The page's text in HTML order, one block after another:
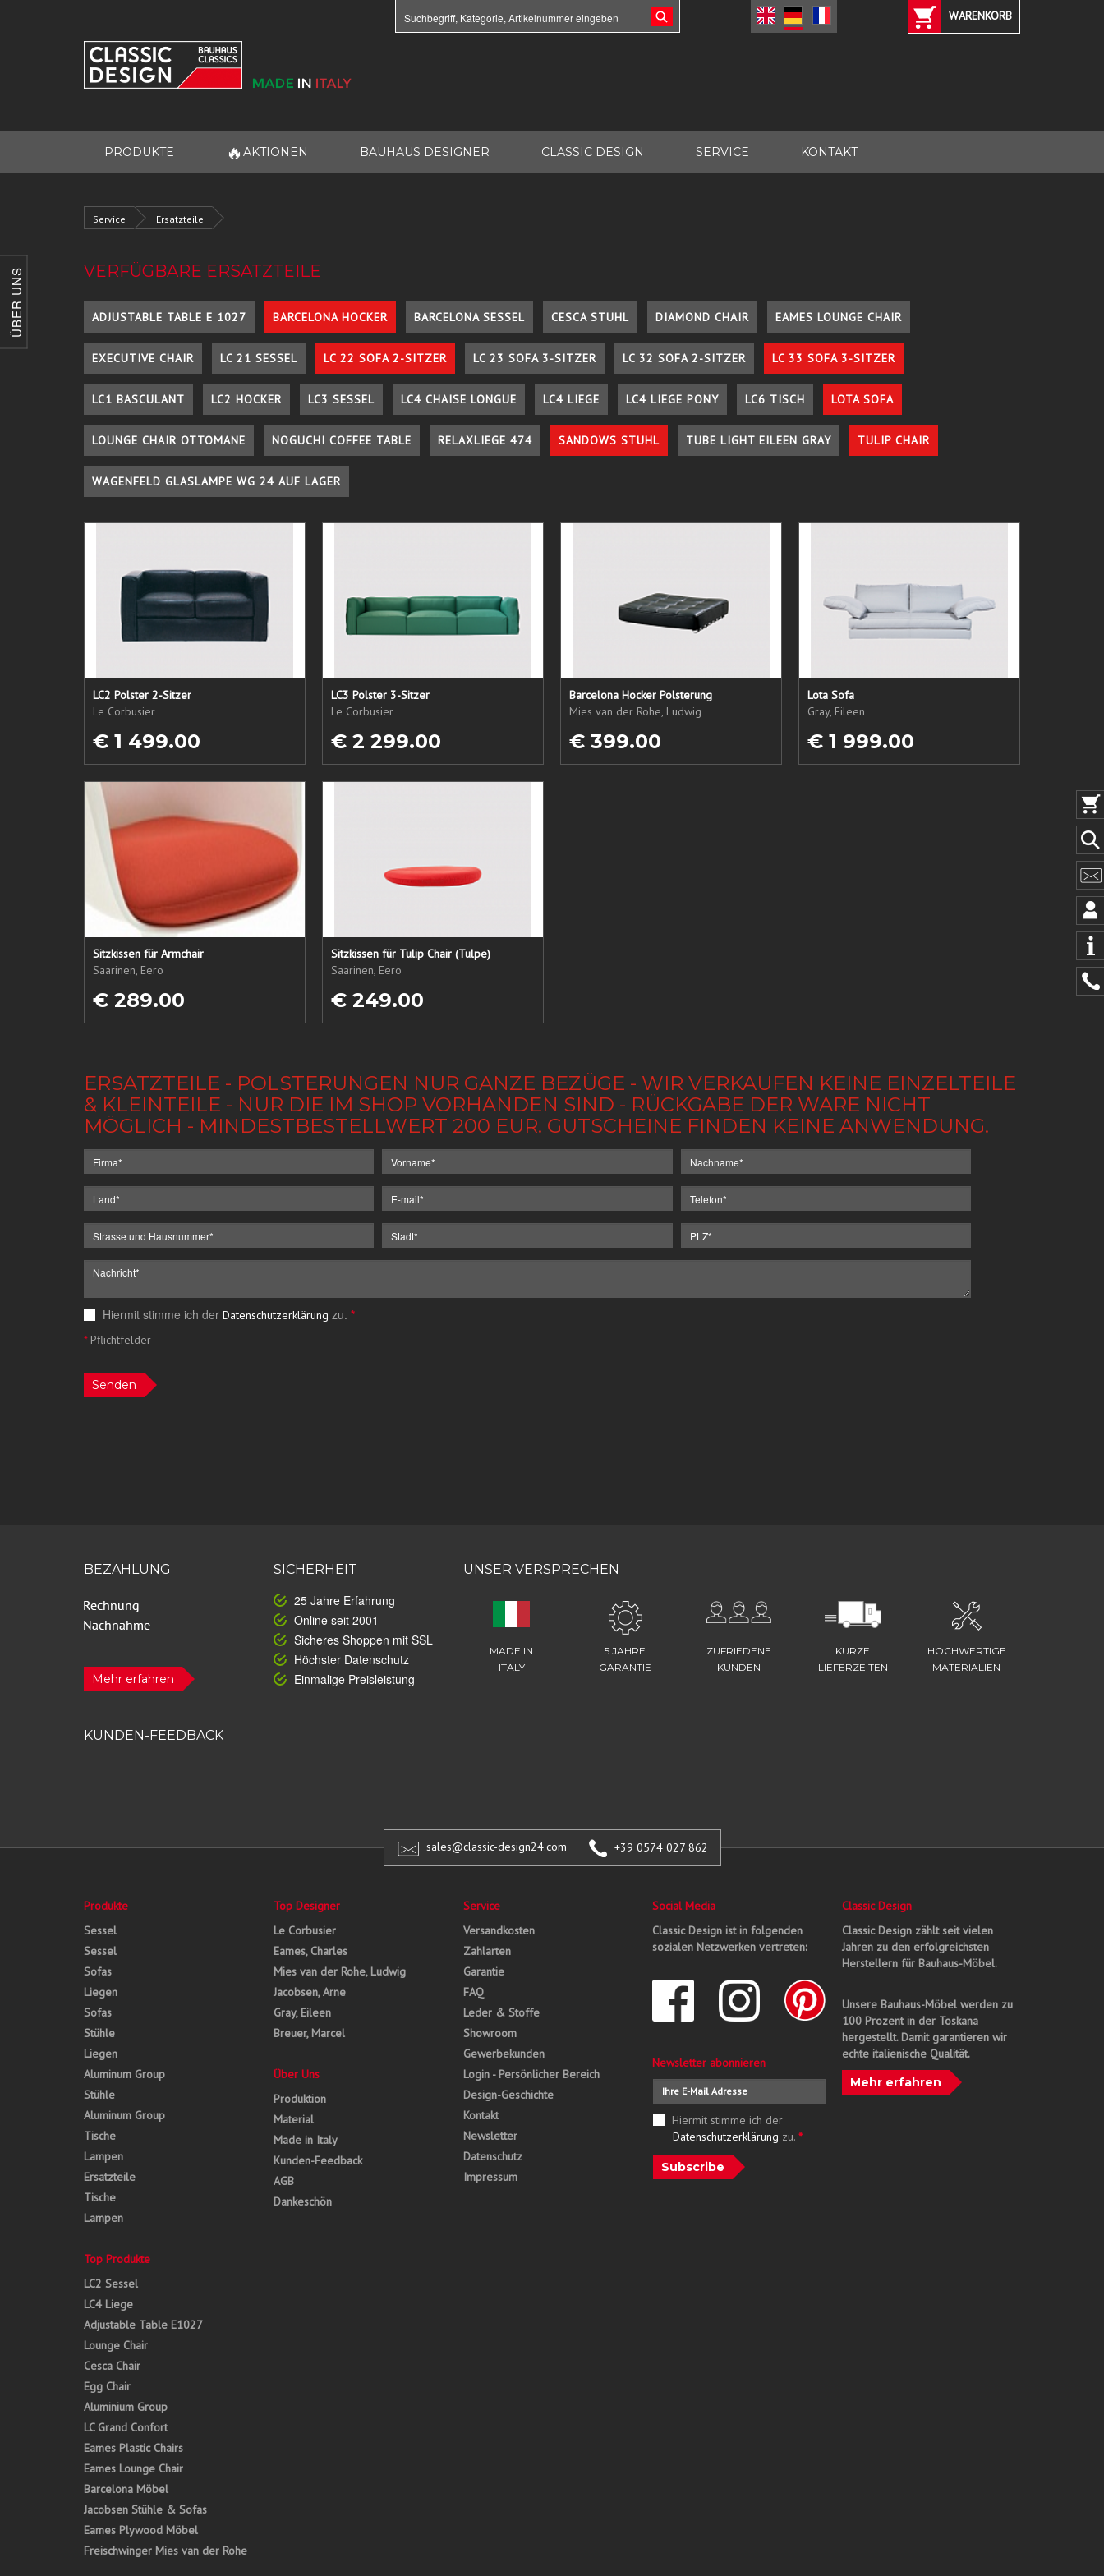
ÜBER UNS
WARENKORB
PRODUKTE 🔥 AKTIONEN BAUHAUS DESIGNER CLASSIC DESIGN SERVICE KONTAKT
Service Ersatzteile
VERFÜGBARE ERSATZTEILE
ADJUSTABLE TABLE E 1027 BARCELONA HOCKER BARCELONA SESSEL CESCA STUHL DIAMOND CHAIR EAMES LOUNGE CHAIR
EXECUTIVE CHAIR LC 21 SESSEL LC 22 SOFA 2-SITZER LC 23 SOFA 3-SITZER LC 32 SOFA 2-SITZER LC 33 SOFA 3-SITZER
LC1 BASCULANT LC2 HOCKER LC3 SESSEL LC4 CHAISE LONGUE LC4 LIEGE LC4 LIEGE PONY LC6 TISCH LOTA SOFA
LOUNGE CHAIR OTTOMANE NOGUCHI COFFEE TABLE RELAXLIEGE 474 SANDOWS STUHL TUBE LIGHT EILEEN GRAY TULIP CHAIR
WAGENFELD GLASLAMPE WG 24 AUF LAGER
LC2 Polster 2-Sitzer
Le Corbusier
€ 1 499.00
LC3 Polster 3-Sitzer
Le Corbusier
€ 2 299.00
Barcelona Hocker Polsterung
Mies van der Rohe, Ludwig
€ 399.00
Lota Sofa
Gray, Eileen
€ 1 999.00
Sitzkissen für Armchair
Saarinen, Eero
€ 289.00
Sitzkissen für Tulip Chair (Tulpe)
Saarinen, Eero
€ 249.00
ERSATZTEILE - POLSTERUNGEN NUR GANZE BEZÜGE - WIR VERKAUFEN KEINE EINZELTEILE
& KLEINTEILE - NUR DIE IM SHOP VORHANDEN SIND - RÜCKGABE DER WARE NICHT
MÖGLICH - MINDESTBESTELLWERT 200 EUR. GUTSCHEINE FINDEN KEINE ANWENDUNG.
Hiermit stimme ich der Datenschutzerklärung zu. *
*Pflichtfelder
Senden
BEZAHLUNG
Mehr erfahren
SICHERHEIT
25 Jahre Erfahrung
Online seit 2001
Sicheres Shoppen mit SSL
Höchster Datenschutz
Einmalige Preisleistung
UNSER VERSPRECHEN
MADE IN
ITALY
5 JAHRE
GARANTIE
ZUFRIEDENE
KUNDEN
KURZE
LIEFERZEITEN
HOCHWERTIGE
MATERIALIEN
KUNDEN-FEEDBACK
sales@classic-design24.com +39 0574 027 862
Produkte
Sessel
Sessel
Sofas
Liegen
Sofas
Stühle
Liegen
Aluminum Group
Stühle
Aluminum Group
Tische
Lampen
Ersatzteile
Tische
Lampen
Top Produkte
LC2 Sessel
LC4 Liege
Adjustable Table E1027
Lounge Chair
Cesca Chair
Egg Chair
Aluminium Group
LC Grand Confort
Eames Plastic Chairs
Eames Lounge Chair
Barcelona Möbel
Jacobsen Stühle & Sofas
Eames Plywood Möbel
Freischwinger Mies van der Rohe
Top Designer
Le Corbusier
Eames, Charles
Mies van der Rohe, Ludwig
Jacobsen, Arne
Gray, Eileen
Breuer, Marcel
Über Uns
Produktion
Material
Made in Italy
Kunden-Feedback
AGB
Dankeschön
Service
Versandkosten
Zahlarten
Garantie
FAQ
Leder & Stoffe
Showroom
Gewerbekunden
Login - Persönlicher Bereich
Design-Geschichte
Kontakt
Newsletter
Datenschutz
Impressum
Social Media
Classic Design ist in folgenden
sozialen Netzwerken vertreten:
Newsletter abonnieren
Hiermit stimme ich der
Datenschutzerklärung zu. *
Subscribe
Classic Design
Classic Design zählt seit vielen
Jahren zu den erfolgreichsten
Herstellern für Bauhaus-Möbel.
Unsere Bauhaus-Möbel werden zu
100 Prozent in der Toskana
hergestellt. Damit garantieren wir
echte italienische Qualität.
Mehr erfahren